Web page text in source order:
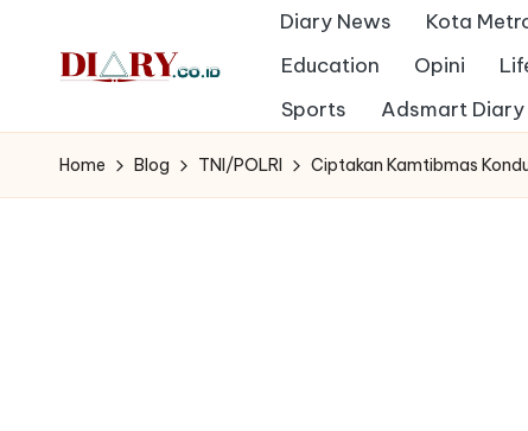
contentD
i
Diary News Kota
Education
Opini
Sports
Adsmart Diary
Home Blog TNI/POLRI Ciptakan Kamtibmas